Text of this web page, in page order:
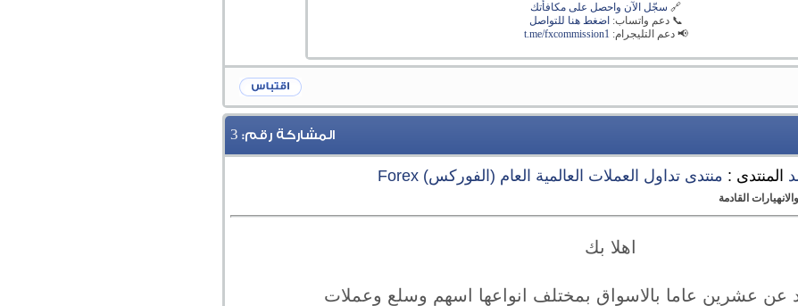
🔗 سجّل الآن واحصل على مكافأتك
📞 دعم واتساب: اضغط هنا للتواصل
📢 دعم التليجرام: t.me/fxcommission1
المشاركة رقم: 3
المنتدى : منتدى تداول العملات العالمية العام (الفوركس) Forex
اهلا بك
عن عشرين عاما بالاسواق بمختلف انواعها اسهم وسلع وعملات